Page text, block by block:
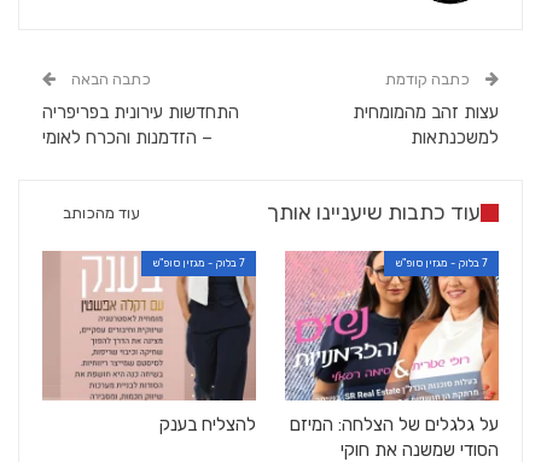
כתבה קודמת
עצות זהב מהמומחית
למשכנתאות
כתבה הבאה
התחדשות עירונית בפריפריה
– הזדמנות והכרח לאומי
עוד כתבות שיעניינו אותך עוד מהכותב
7 בלוק - מגזין סופ"ש
על גלגלים של הצלחה: המיזם
הסודי שמשנה את חוקי
7 בלוק - מגזין סופ"ש
להצליח בענק